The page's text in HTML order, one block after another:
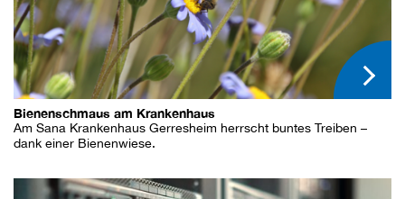
Bienenschmaus am Krankenhaus
Am Sana Krankenhaus Gerresheim herrscht buntes Treiben –
dank einer Bienenwiese.